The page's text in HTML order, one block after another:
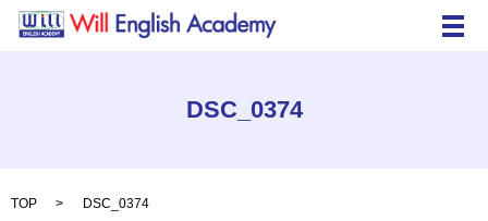
メ
DSC_0374
TOP DSC_0374